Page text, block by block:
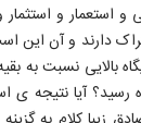
استعمار و
دارند و آن این
بالایی نسبت به
آیا نتیجه ی